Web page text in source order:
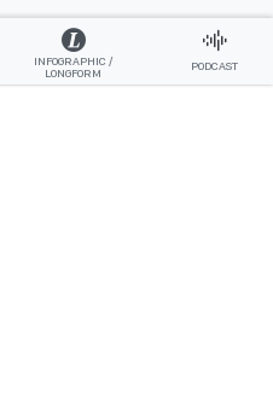
INFOGRAPHIC /
LONGFORM
PODCAST